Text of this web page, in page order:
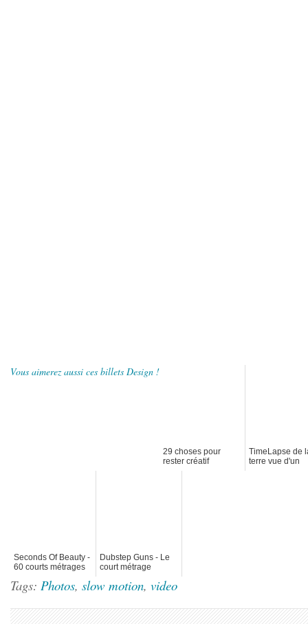
Vous aimerez aussi ces billets Design !
29 choses pour
rester créatif
TimeLapse de
terre vue d'un
Seconds Of Beauty -
60 courts métrages
Dubstep Guns - Le
court métrage
Tags: Photos, slow motion, video